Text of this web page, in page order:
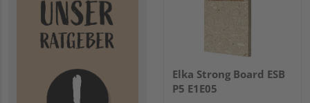
Elka Strong Board ESB
P5 E1E05